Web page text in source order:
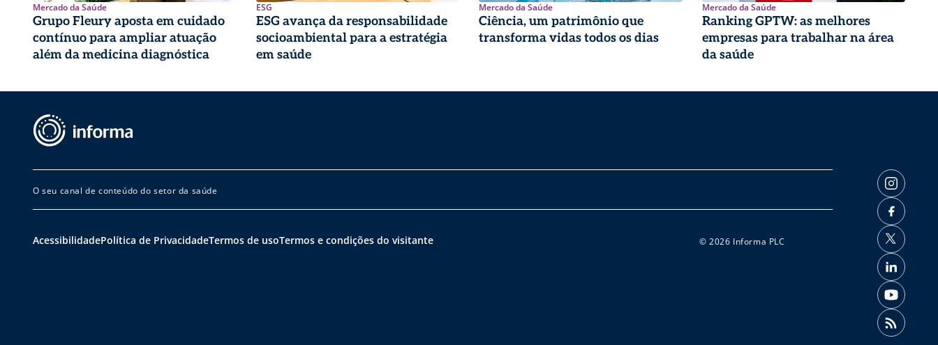
Mercado da Saúde
Grupo Fleury aposta em cuidado
contínuo para ampliar atuação
além da medicina diagnóstica
ESG
ESG avança da responsabilidade
socioambiental para a estratégia
em saúde
Mercado da Saúde
Ciência, um patrimônio que
transforma vidas todos os dias
Mercado da Saúde
Ranking GPTW: as melhores
empresas para trabalhar na área
da saúde
O seu canal de conteúdo do setor da saúde
AcessibilidadePolítica de PrivacidadeTermos de usoTermos e condições do visitante © 2026 Informa PLC